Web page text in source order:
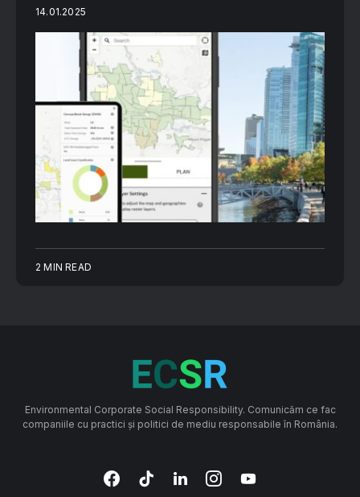
14.01.2025
2 MIN READ
Environmental Corporate Social Responsibility. Comunicăm ce fac
companiile cu practici și politici de mediu responsabile în România.